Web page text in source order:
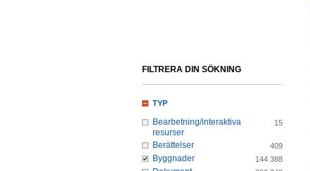
FILTRERA DIN SÖKNING
TYP
Bearbetning/interaktiva
resurser
15
Berättelser 409
Byggnader 144 388